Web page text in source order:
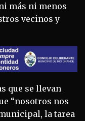
más ni menos
vecinos y
que se llevan
“nosotros nos
la tarea